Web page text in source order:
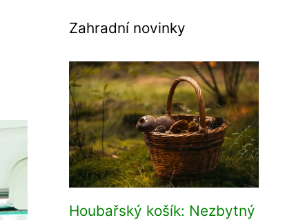
Zahradní novinky
Houbařský košík: Nezbytný